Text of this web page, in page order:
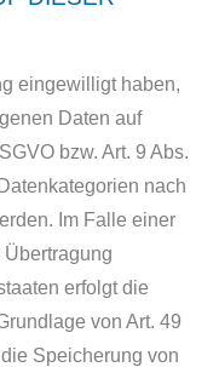
eingewilligt haben,
Daten auf
bzw. Art. 9 Abs.
nach
Im Falle einer
erfolgt die
von Art. 49
Speicherung von